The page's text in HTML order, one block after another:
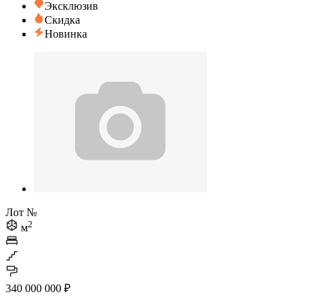
Эксклюзив
Скидка
Новинка
Лот №
м2
340 000 000 ₽